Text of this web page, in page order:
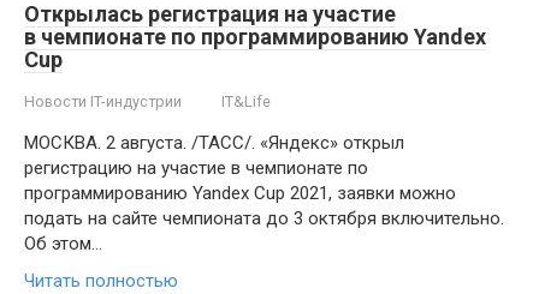
Открылась регистрация на участие
в чемпионате по программированию Yandex
Cup
Новости IT-индустрии IT&Life
МОСКВА. 2 августа. /ТАСС/. «Яндекс» открыл
регистрацию на участие в чемпионате по
программированию Yandex Cup 2021, заявки можно
подать на сайте чемпионата до 3 октября включительно.
Об этом…
Читать полностью